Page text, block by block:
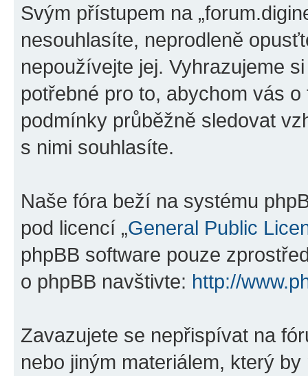
Svým přístupem na
nesouhlasíte, neprodleně
nepoužívejte jej. Vyhrazujeme
potřebné pro to, abychom vás
podmínky průběžně sledovat
s nimi souhlasíte.
Naše fóra beží na systému
pod licencí „General Public
phpBB software pouze
o phpBB navštivte: http://
Zavazujete se nepřispívat na
nebo jiným materiálem, který